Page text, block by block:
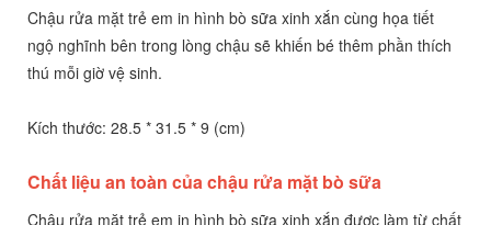
Chậu rửa mặt trẻ em in hình bò sữa xinh xắn cùng họa tiết
ngộ nghĩnh bên trong lòng chậu sẽ khiến bé thêm phần thích
thú mỗi giờ vệ sinh.
Kích thước: 28.5 * 31.5 * 9 (cm)
Chất liệu an toàn của chậu rửa mặt bò sữa
Chậu rửa mặt trẻ em in hình bò sữa xinh xắn được làm từ chất